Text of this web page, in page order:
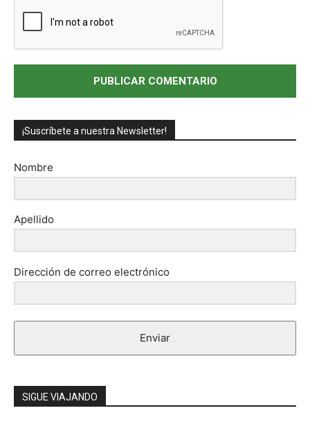
¡Suscríbete a nuestra Newsletter!
Nombre
Apellido
Dirección de correo electrónico
Enviar
SIGUE VIAJANDO